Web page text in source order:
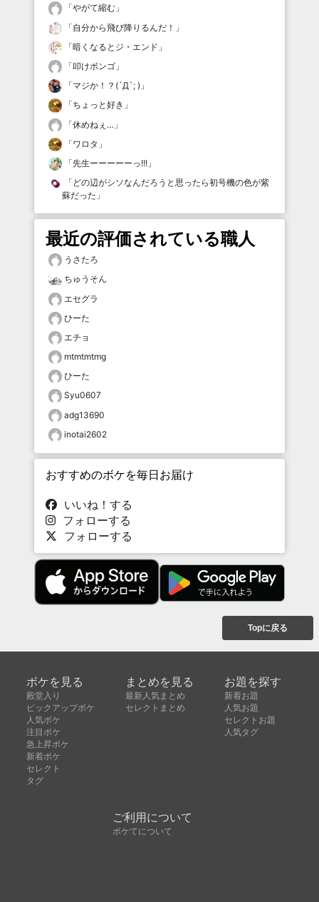
「やがて縮む 」
「自分から飛び降りるんだ！ 」
「暗くなるとジ・エンド 」
「叩けボンゴ 」
「マジか！？(´Д`; ) 」
「ちょっと好き 」
「休めねぇ… 」
「ワロタ 」
「先生ーーーーーっ!!! 」
「 どの辺がシソなんだろうと思ったら初号機の色が紫
蘇だった 」
最近の評価されている職人
うさたろ
ちゅうそん
エセグラ
ひーた
エチョ
mtmtmtmg
ひーた
Syu0607
adg13690
inotai2602
おすすめのボケを毎日お届け
いいね！する
フォローする
フォローする
Topに戻る
ボケを見る
殿堂入り
ピックアップボケ
人気ボケ
注目ボケ
急上昇ボケ
新着ボケ
セレクト
タグ
まとめを見る
最新人気まとめ
セレクトまとめ
お題を探す
新着お題
人気お題
セレクトお題
人気タグ
ご利用について
ボケてについて